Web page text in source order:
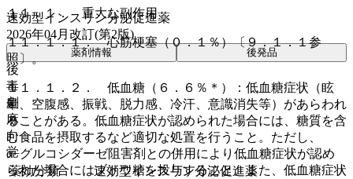
１１．１． 重大な副作用
１１．１．１． 心筋梗塞（０．１％）〔９．１．１参
照〕。
１１．１．２． 低血糖（６．６％＊）：低血糖症状（眩
暈、空腹感、振戦、脱力感、冷汗、意識消失等）があらわれ
ることがある。低血糖症状が認められた場合には、糖質を含
む食品を摂取するなど適切な処置を行うこと。ただし、
α−グルコシダーゼ阻害剤との併用により低血糖症状が認め
られた場合にはブドウ糖を投与すること。また、低血糖症状
速効型インスリン分泌促進薬
2026年04月改訂(第2版)
薬剤情報 後発品
後
毒
劇
麻
向
覚
薬効分類
速効型インスリン分泌促進薬